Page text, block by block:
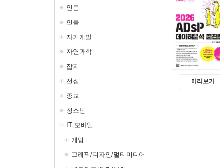
인문
인물
자기계발
자연과학
잡지
전집
종교
청소년
IT 모바일
게임
그래픽/디자인/멀티미디어
미리보기